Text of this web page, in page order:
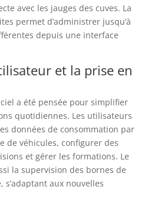
avec les jauges des cuves. La
permet d’administrer jusqu’à
depuis une interface
et la prise en
a été pensée pour simplifier
quotidiennes. Les utilisateurs
données de consommation par
de véhicules, configurer des
et gérer les formations. Le
la supervision des bornes de
s’adaptant aux nouvelles